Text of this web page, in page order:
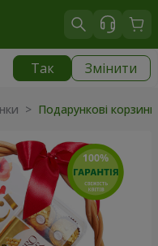
Так Змінити
> Подарункові